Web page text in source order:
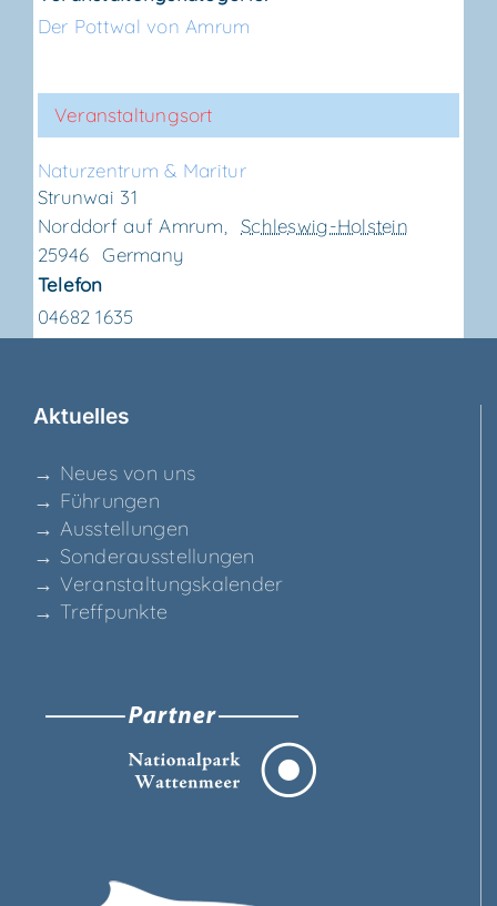
Der Pottwal von Amrum
Veranstaltungsort
Natur­zen­trum & Maritur
Strunwai 31
Norddorf auf Amrum
Schleswig-Holstein
25946 Germany
Telefon
04682 1635
Aktu­el­les
→ Neu­es von uns
→ Füh­run­gen
→ Aus­stel­lun­gen
→ Son­der­aus­stel­lun­gen
→ Ver­an­stal­tungs­ka­len­der
→ Treff­punk­te